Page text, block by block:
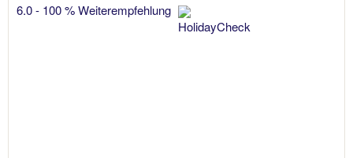
6.0 - 100 % Weiterempfehlung